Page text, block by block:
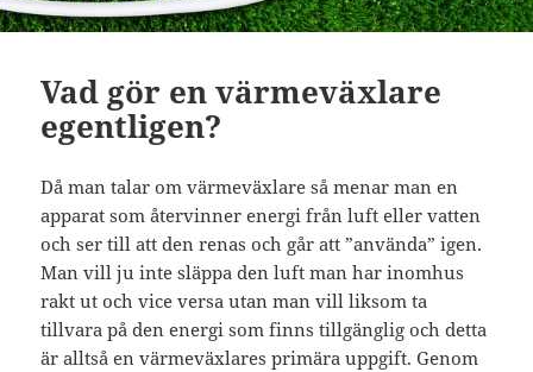
Vad gör en värmeväxlare
egentligen?
Då man talar om värmeväxlare så menar man en
apparat som återvinner energi från luft eller vatten
och ser till att den renas och går att ”använda” igen.
Man vill ju inte släppa den luft man har inomhus
rakt ut och vice versa utan man vill liksom ta
tillvara på den energi som finns tillgänglig och detta
är alltså en värmeväxlares primära uppgift. Genom